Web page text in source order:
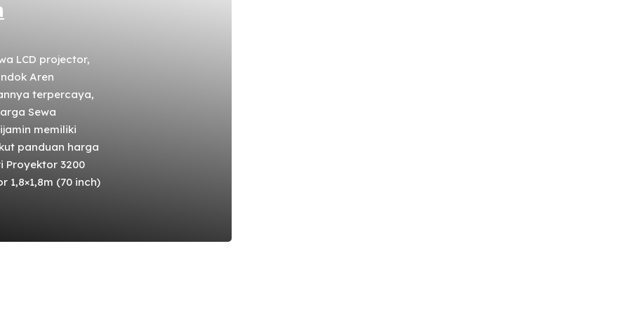
LCD projector,
Aren
terpercaya,
Sewa
memiliki
panduan harga
Proyektor 3200
1,8×1,8m (70 inch)